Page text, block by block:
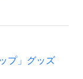
プ」グッズ